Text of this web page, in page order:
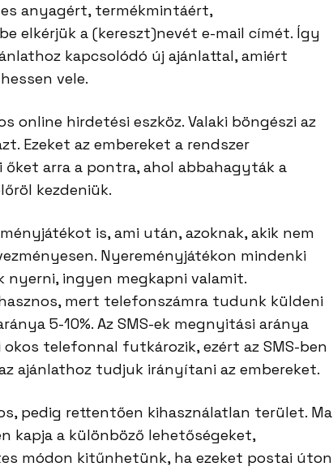
anyagért, termékmintáért,
elkérjük a (kereszt)nevét e-mail címét. Így
kapcsolódó új ajánlattal, amiért
vele.
online hirdetési eszköz. Valaki böngészi az
Ezeket az embereket a rendszer
őket arra a pontra, ahol abbahagyták a
kezdeniük.
is, ami után, azoknak, akik nem
Nyereményjátékon mindenki
nyerni, ingyen megkapni valamit.
mert telefonszámra tudunk küldeni
5-10%. Az SMS-ek megnyitási aránya
telefonnal futkározik, ezért az SMS-ben
ajánlathoz tudjuk irányítani az embereket.
pedig rettentően kihasználatlan terület. Ma
kapja a különböző lehetőségeket,
módon kitűnhetünk, ha ezeket postai úton